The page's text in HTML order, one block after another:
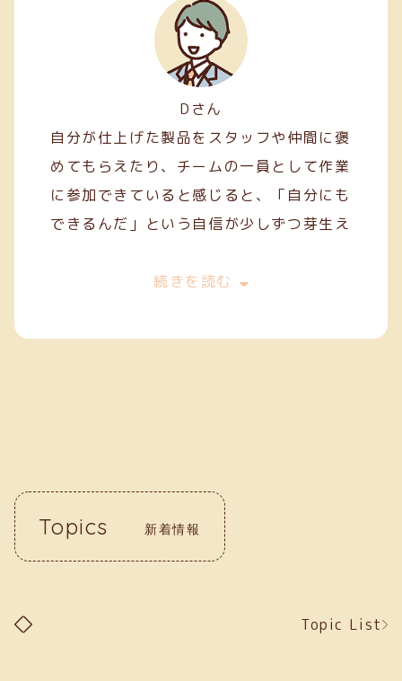
Dさん
自分が仕上げた製品をスタッフや仲間に褒
めてもらえたり、チームの一員として作業
に参加できていると感じると、「自分にも
できるんだ」という自信が少しずつ芽生え
今は、一般就労を目指してスキルを磨きな
す。クリーフでの経験が、自分の「働く
続きを読む
Topics 新着情報
Topic List